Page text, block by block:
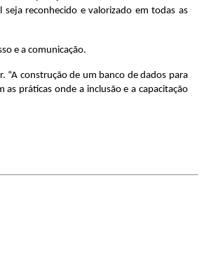
reconhecido e valorizado em todas as
e a comunicação.
“A construção de um banco de dados para
práticas onde a inclusão e a capacitação